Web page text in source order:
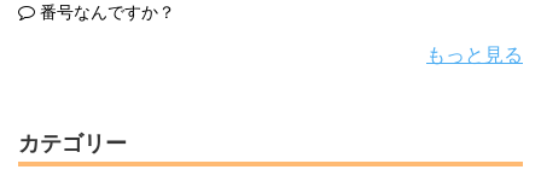
番号なんですか？
もっと見る
カテゴリー